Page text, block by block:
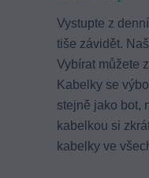
Vystupte z
tiše závidět.
Vybírat můžete
Kabelky se
stejně jako bot,
kabelkou si
kabelky ve